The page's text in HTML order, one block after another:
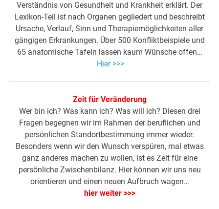
Verständnis von Gesundheit und Krankheit erklärt. Der
Lexikon-Teil ist nach Organen gegliedert und beschreibt
Ursache, Verlauf, Sinn und Therapiemöglichkeiten aller
gängigen Erkrankungen. Über 500 Konfliktbeispiele und
65 anatomische Tafeln lassen kaum Wünsche offen…
Hier >>>
Zeit für Veränderung
Wer bin ich? Was kann ich? Was will ich? Diesen drei
Fragen begegnen wir im Rahmen der beruflichen und
persönlichen Standortbestimmung immer wieder.
Besonders wenn wir den Wunsch verspüren, mal etwas
ganz anderes machen zu wollen, ist es Zeit für eine
persönliche Zwischenbilanz. Hier können wir uns neu
orientieren und einen neuen Aufbruch wagen…
hier weiter >>>